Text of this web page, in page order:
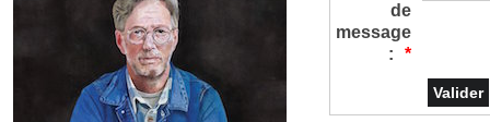
de
message
:
*